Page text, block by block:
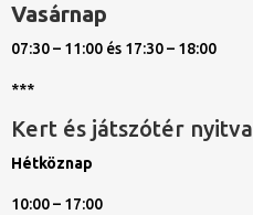
Vasárnap
07:30 – 11:00 és 17:30 – 18:00
***
Kert és játszótér nyitva
Hétköznap
10:00 – 17:00